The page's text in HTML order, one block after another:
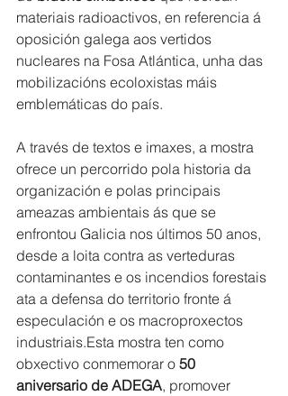
materiais radioactivos, en referencia á
oposición galega aos vertidos
nucleares na Fosa Atlántica, unha das
mobilizacións ecoloxistas máis
emblemáticas do país.
A través de textos e imaxes, a mostra
ofrece un percorrido pola historia da
organización e polas principais
ameazas ambientais ás que se
enfrontou Galicia nos últimos 50 anos,
desde a loita contra as verteduras
contaminantes e os incendios forestais
ata a defensa do territorio fronte á
especulación e os macroproxectos
industriais.Esta mostra ten como
obxectivo conmemorar o 50
aniversario de ADEGA, promover